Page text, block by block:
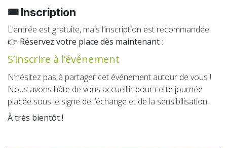
🎟️ Inscription
L’entrée est gratuite, mais l’inscription est recommandée.
👉 Réservez votre place dès maintenant :
S’inscrire à l’événement
N’hésitez pas à partager cet événement autour de vous !
Nous avons hâte de vous accueillir pour cette journée
placée sous le signe de l’échange et de la sensibilisation.
À très bientôt !